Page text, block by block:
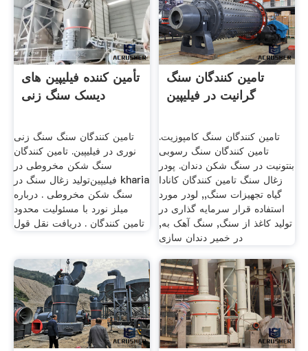
تأمین کننده فیلیپین های
دیسک سنگ زنی
تامین کنندگان سنگ سنگ زنی
نوری در فیلیپین. تامین کنندگان
سنگ شکن مخروطی در
فیلیپین‌تولید زغال سنگ در kharia
سنگ شکن مخروطی . درباره
میلز نورد با مسئولیت محدود
تامین کنندگان . دریافت نقل قول
تامین کنندگان سنگ
گرانیت در فیلیپین
تامین کنندگان سنگ کامپوزیت.
تامین کنندگان سنگ رسوبی
بنتونیت در سنگ شکن دندان. پودر
زغال سنگ تامین کنندگان کانادا
گیاه تجهیزات سنگ,, لودر مورد
استفاده قرار سرمایه گذاری در
تولید کاغذ از سنگ, سنگ آهک به,
در خمیر دندان سازی